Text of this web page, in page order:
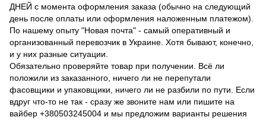
ДНЕЙ с момента оформления заказа (обычно на следующий
день после оплаты или оформления наложенным платежом).
По нашему опыту "Новая почта" - самый оперативный и
организованный перевозчик в Украине. Хотя бывают, конечно,
и у них разные ситуации.
Обязательно проверяйте товар при получении. Всё ли
положили из заказанного, ничего ли не перепутали
фасовщики и упаковщики, ничего ли не разбили по пути. Если
вдруг что-то не так - сразу же звоните нам или пишите на
вайбер +380503245004 и мы предложим варианты решения